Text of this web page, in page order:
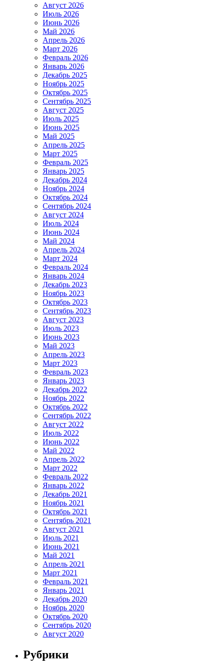
Август 2026
Июль 2026
Июнь 2026
Май 2026
Апрель 2026
Март 2026
Февраль 2026
Январь 2026
Декабрь 2025
Ноябрь 2025
Октябрь 2025
Сентябрь 2025
Август 2025
Июль 2025
Июнь 2025
Май 2025
Апрель 2025
Март 2025
Февраль 2025
Январь 2025
Декабрь 2024
Ноябрь 2024
Октябрь 2024
Сентябрь 2024
Август 2024
Июль 2024
Июнь 2024
Май 2024
Апрель 2024
Март 2024
Февраль 2024
Январь 2024
Декабрь 2023
Ноябрь 2023
Октябрь 2023
Сентябрь 2023
Август 2023
Июль 2023
Июнь 2023
Май 2023
Апрель 2023
Март 2023
Февраль 2023
Январь 2023
Декабрь 2022
Ноябрь 2022
Октябрь 2022
Сентябрь 2022
Август 2022
Июль 2022
Июнь 2022
Май 2022
Апрель 2022
Март 2022
Февраль 2022
Январь 2022
Декабрь 2021
Ноябрь 2021
Октябрь 2021
Сентябрь 2021
Август 2021
Июль 2021
Июнь 2021
Май 2021
Апрель 2021
Март 2021
Февраль 2021
Январь 2021
Декабрь 2020
Ноябрь 2020
Октябрь 2020
Сентябрь 2020
Август 2020
Рубрики